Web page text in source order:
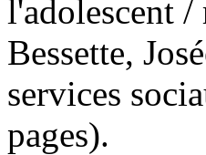
l'adolescent /
Bessette,
services
pages).